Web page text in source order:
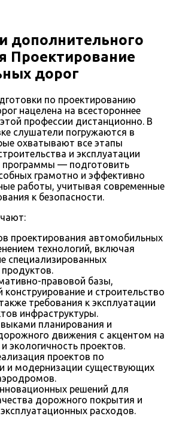
дополнительного
Проектирование
дорог
по проектированию
нацелена на всестороннее
профессии дистанционно. В
слушатели погружаются в
охватывают все этапы
и эксплуатации
программы — подготовить
грамотно и эффективно
работы, учитывая современные
к безопасности.
проектирования автомобильных
технологий, включая
специализированных
правовой базы,
конструирование и строительство
требования к эксплуатации
инфраструктуры.
планирования и
движения с акцентом на
экологичность проектов.
проектов по
и модернизации существующих
решений для
дорожного покрытия и
расходов.